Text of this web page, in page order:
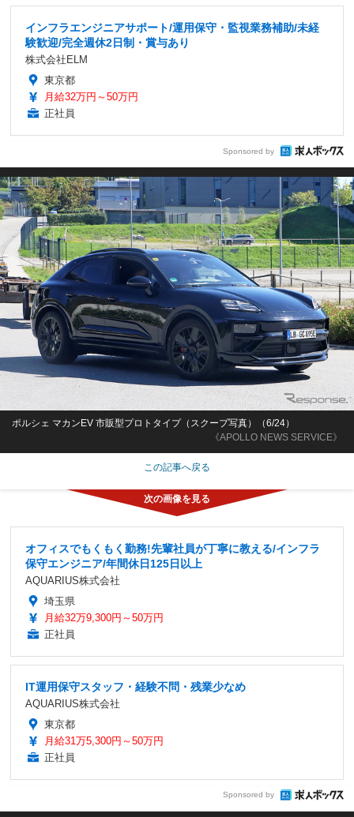
インフラエンジニアサポート/運用保守・監視業務補助/未経
験歓迎/完全週休2日制・賞与あり
株式会社ELM
東京都
月給32万円～50万円
正社員
Sponsored by
《APOLLO NEWS SERVICE》
ポルシェ マカンEV 市販型プロトタイプ（スクープ写真）（6/24）
この記事へ戻る
オフィスでもくもく勤務!先輩社員が丁寧に教える/インフラ
保守エンジニア/年間休日125日以上
AQUARIUS株式会社
埼玉県
月給32万9,300円～50万円
正社員
IT運用保守スタッフ・経験不問・残業少なめ
AQUARIUS株式会社
東京都
月給31万5,300円～50万円
正社員
Sponsored by